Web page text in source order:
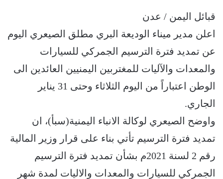
قبائل اليمن / عدن
اعلن مدير ميناء الوديعة البري مطلق الصيعري اليوم
عن تمديد فترة الترسيم الجمركي للسيارات
والمعدات والآليات للمغتربين اليمنيين العائدين الى
الوطن اعتباراً من اليوم الثلاثاء وحتى 31 يناير
الجاري.
واوضح الصيعري لوكالة الانباء اليمنية(سبأ)، ان
تمديد فترة الترسيم تأتي بناء على قرار وزير المالية
رقم 2 لسنة 2021م بشأن تمديد فترة الترسيم
الجمركي للسيارات والمعدات والاليات لمدة شهر